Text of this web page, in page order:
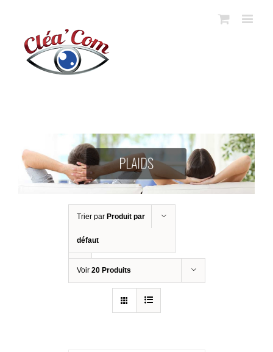
Trier par Produit par
défaut
Voir 20 Produits